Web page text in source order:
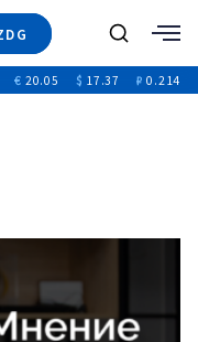
€ 20.05 $ 17.37 ₽ 0.214